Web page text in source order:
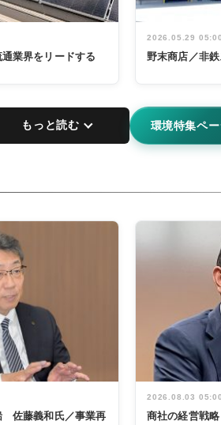
業界をリードする
2026.05.29 05:00
野末商店／非
もっと読む 環境特集ペ
佐藤義和氏／事業再
2026.08.03 05:00
商社の経営戦